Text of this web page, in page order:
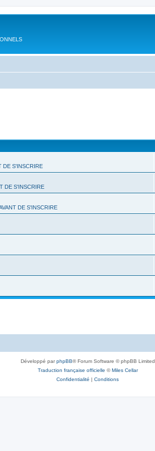
DE S'INSCRIRE
DE S'INSCRIRE
DE S'INSCRIRE
Développé parphpBB® Forum Software © phpBB Limited
Traduction française officielle ©Miles Cellar
Confidentialité | Conditions